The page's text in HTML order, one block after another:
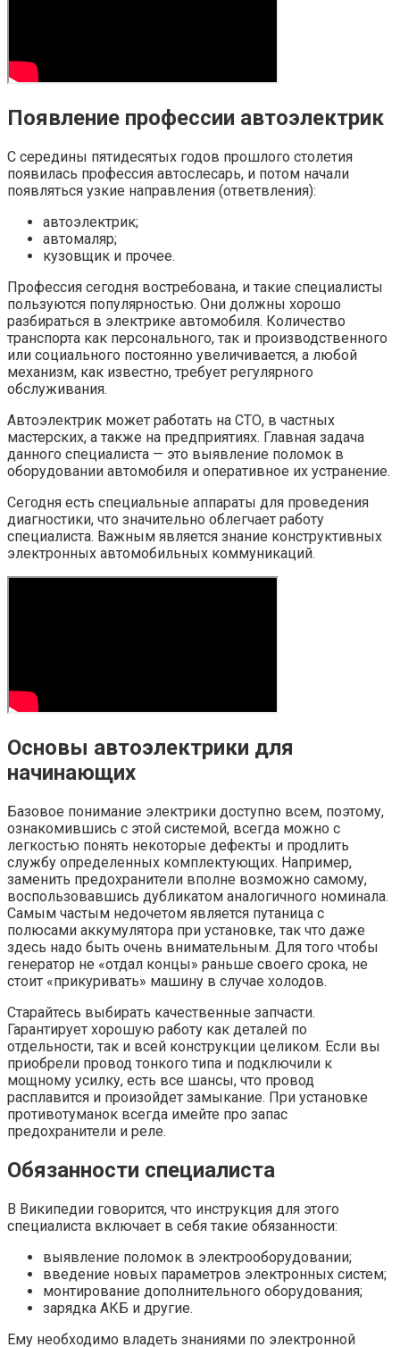
Появление профессии автоэлектрик
С середины пятидесятых годов прошлого столетия
появилась профессия автослесарь, и потом начали
появляться узкие направления (ответвления):
автоэлектрик;
автомаляр;
кузовщик и прочее.
Профессия сегодня востребована, и такие специалисты
пользуются популярностью. Они должны хорошо
разбираться в электрике автомобиля. Количество
транспорта как персонального, так и производственного
или социального постоянно увеличивается, а любой
механизм, как известно, требует регулярного
обслуживания.
Автоэлектрик может работать на СТО, в частных
мастерских, а также на предприятиях. Главная задача
данного специалиста — это выявление поломок в
оборудовании автомобиля и оперативное их устранение.
Сегодня есть специальные аппараты для проведения
диагностики, что значительно облегчает работу
специалиста. Важным является знание конструктивных
электронных автомобильных коммуникаций.
Основы автоэлектрики для
начинающих
Базовое понимание электрики доступно всем, поэтому,
ознакомившись с этой системой, всегда можно с
легкостью понять некоторые дефекты и продлить
службу определенных комплектующих. Например,
заменить предохранители вполне возможно самому,
воспользовавшись дубликатом аналогичного номинала.
Самым частым недочетом является путаница с
полюсами аккумулятора при установке, так что даже
здесь надо быть очень внимательным. Для того чтобы
генератор не «отдал концы» раньше своего срока, не
стоит «прикуривать» машину в случае холодов.
Старайтесь выбирать качественные запчасти.
Гарантирует хорошую работу как деталей по
отдельности, так и всей конструкции целиком. Если вы
приобрели провод тонкого типа и подключили к
мощному усилку, есть все шансы, что провод
расплавится и произойдет замыкание. При установке
противотуманок всегда имейте про запас
предохранители и реле.
Обязанности специалиста
В Википедии говорится, что инструкция для этого
специалиста включает в себя такие обязанности:
выявление поломок в электрооборудовании;
введение новых параметров электронных систем;
монтирование дополнительного оборудования;
зарядка АКБ и другие.
Ему необходимо владеть знаниями по электронной